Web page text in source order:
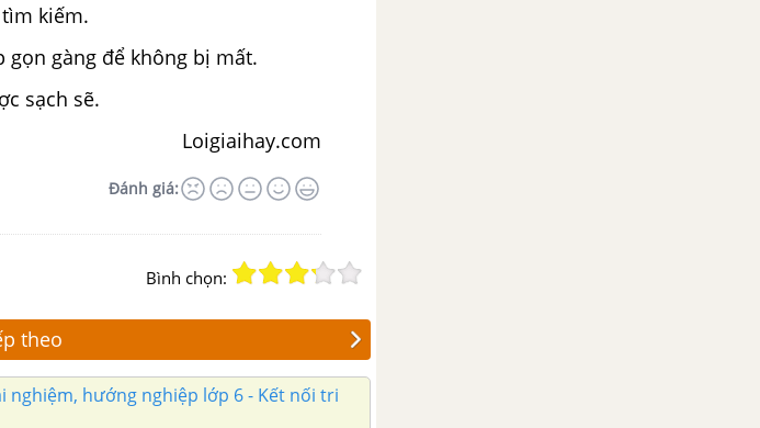
kiếm.
gọn gàng để không bị mất.
sạch sẽ.
Loigiaihay.com
Đánh giá:
Bình chọn:
theo
nghiệm, hướng nghiệp lớp 6 - Kết nối tri